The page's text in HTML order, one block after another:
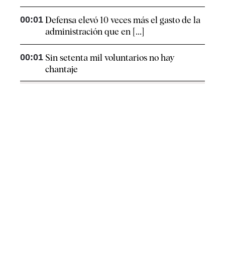
00:01 Defensa elevó 10 veces más el gasto de la
administración que en [...]
00:01 Sin setenta mil voluntarios no hay
chantaje